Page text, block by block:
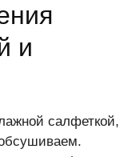
и
салфеткой,